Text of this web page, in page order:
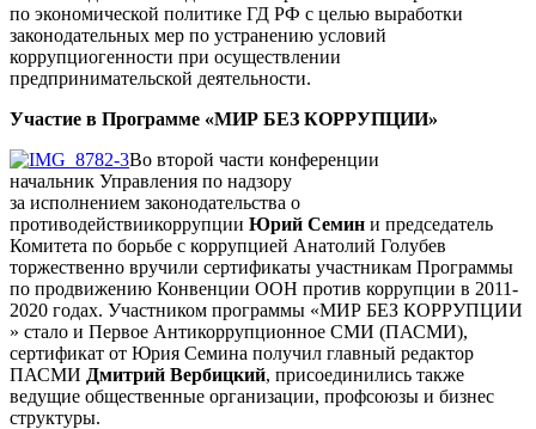
по экономической политике ГД РФ с целью выработки
законодательных мер по устранению условий
коррупциогенности при осуществлении
предпринимательской деятельности.
Участие в Программе «МИР БЕЗ КОРРУПЦИИ»
Во второй части конференции
начальник Управления по надзору
за исполнением законодательства о
противодействиикоррупции Юрий Семин и председатель
Комитета по борьбе с коррупцией Анатолий Голубев
торжественно вручили сертификаты участникам Программы
по продвижению Конвенции ООН против коррупции в 2011-
2020 годах. Участником программы «МИР БЕЗ КОРРУПЦИИ
» стало и Первое Антикоррупционное СМИ (ПАСМИ),
сертификат от Юрия Семина получил главный редактор
ПАСМИ Дмитрий Вербицкий, присоединились также
ведущие общественные организации, профсоюзы и бизнес
структуры.